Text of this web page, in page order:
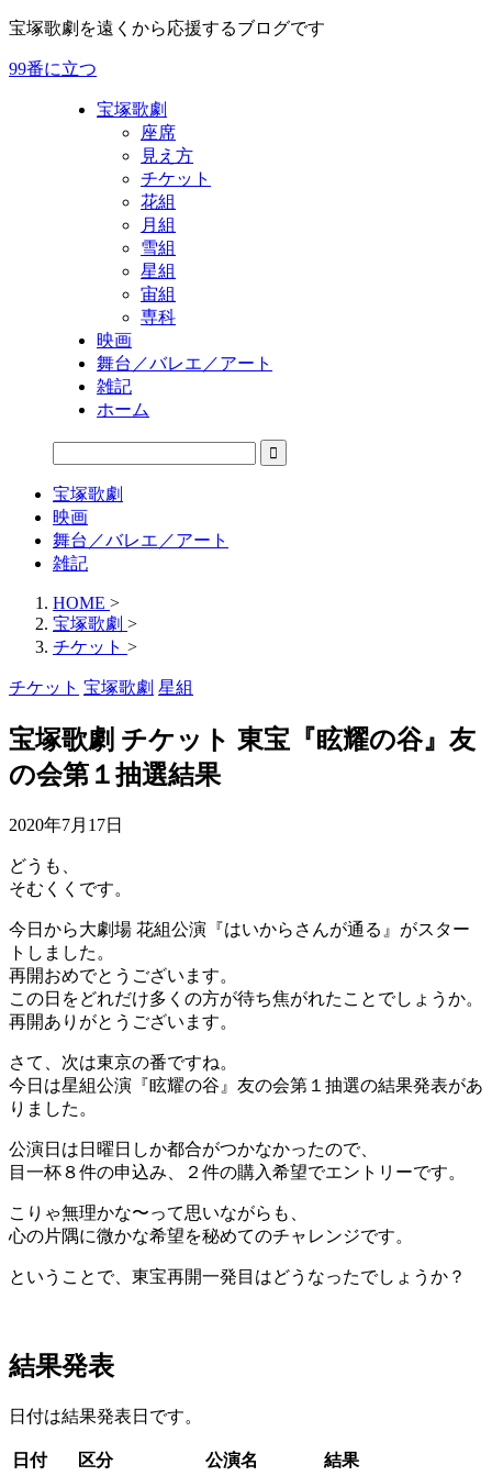
宝塚歌劇を遠くから応援するブログです
99番に立つ
宝塚歌劇
座席
見え方
チケット
花組
月組
雪組
星組
宙組
専科
映画
舞台／バレエ／アート
雑記
ホーム
宝塚歌劇
映画
舞台／バレエ／アート
雑記
HOME >
宝塚歌劇 >
チケット >
チケット 宝塚歌劇 星組
宝塚歌劇 チケット 東宝『眩耀の谷』友
の会第１抽選結果
2020年7月17日
どうも、
そむくくです。
今日から大劇場 花組公演『はいからさんが通る』がスター
トしました。
再開おめでとうございます。
この日をどれだけ多くの方が待ち焦がれたことでしょうか。
再開ありがとうございます。
さて、次は東京の番ですね。
今日は星組公演『眩耀の谷』友の会第１抽選の結果発表があ
りました。
公演日は日曜日しか都合がつかなかったので、
目一杯８件の申込み、２件の購入希望でエントリーです。
こりゃ無理かな〜って思いながらも、
心の片隅に微かな希望を秘めてのチャレンジです。
ということで、東宝再開一発目はどうなったでしょうか？
結果発表
日付は結果発表日です。
日付 区分 公演名
結果